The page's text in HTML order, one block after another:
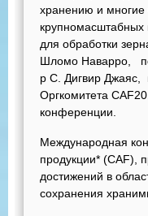
хранению и многие
крупномасштабных
для обработки
Шломо Наварро,
р С. Дигвир Джаяс,
Оргкомитета
конференции.
Международная
продукции* (CAF),
достижений в
сохранения